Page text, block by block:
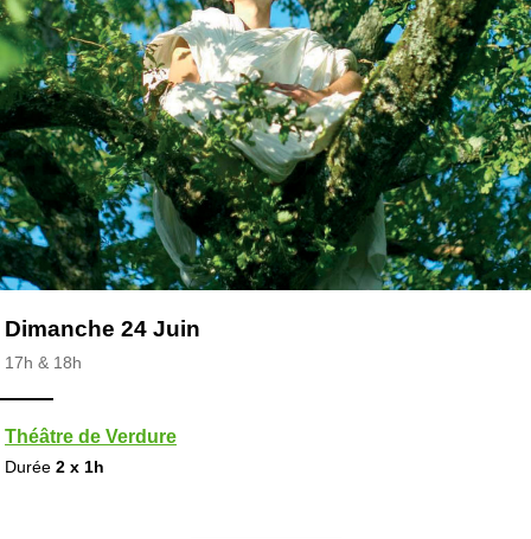
Dimanche 24 Juin
17h & 18h
Théâtre de Verdure
Durée 2 x 1h